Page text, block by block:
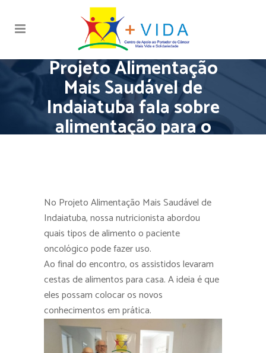
Projeto Alimentação
Mais Saudável de
Indaiatuba fala sobre
alimentação para o
No Projeto Alimentação Mais Saudável de
Indaiatuba, nossa nutricionista abordou
quais tipos de alimento o paciente
oncológico pode fazer uso.
Ao final do encontro, os assistidos levaram
cestas de alimentos para casa. A ideia é que
eles possam colocar os novos
conhecimentos em prática.